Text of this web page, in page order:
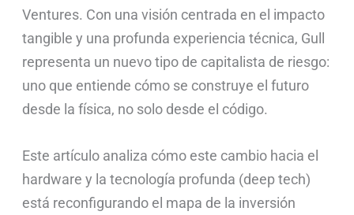
Ventures. Con una visión centrada en el impacto
tangible y una profunda experiencia técnica, Gull
representa un nuevo tipo de capitalista de riesgo:
uno que entiende cómo se construye el futuro
desde la física, no solo desde el código.
Este artículo analiza cómo este cambio hacia el
hardware y la tecnología profunda (deep tech)
está reconfigurando el mapa de la inversión